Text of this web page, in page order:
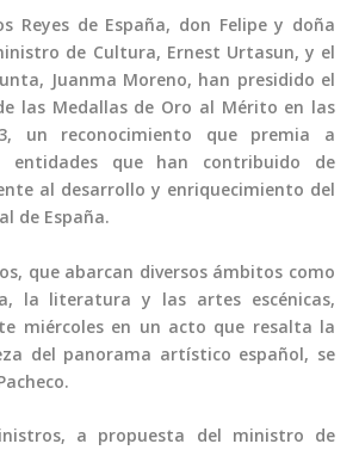
Reyes de España, don Felipe y doña
de Cultura, Ernest Urtasun, y el
Juanma Moreno, han presidido el
las Medallas de Oro al Mérito en las
un reconocimiento que premia a
entidades que han contribuido de
al desarrollo y enriquecimiento del
de España.
que abarcan diversos ámbitos como
la literatura y las artes escénicas,
miércoles en un acto que resalta la
del panorama artístico español, se
a propuesta del ministro de